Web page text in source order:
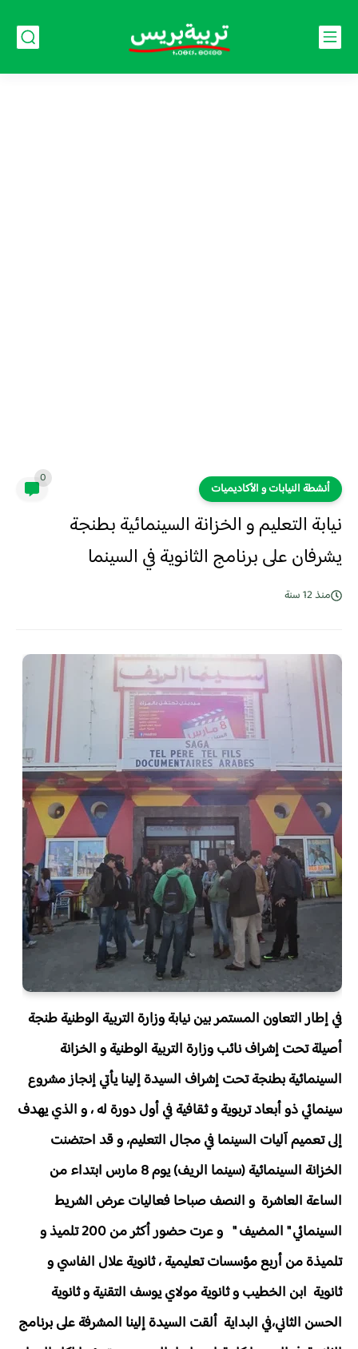
أنشطة النيابات و الأكاديميات
0
نيابة التعليم و الخزانة السينمائية بطنجة
يشرفان على برنامج الثانوية في السينما
منذ 12 سنة
في إطار التعاون المستمر بين نيابة وزارة التربية الوطنية طنجة
أصيلة تحت إشراف نائب وزارة التربية الوطنية و الخزانة
السينمائية بطنجة تحت إشراف السيدة إلينا يأتي إنجاز مشروع
سينمائي ذو أبعاد تربوية و ثقافية في أول دورة له ، و الذي يهدف
إلى تعميم آليات السينما في مجال التعليم، و قد احتضنت
الخزانة السينمائية (سينما الريف) يوم 8 مارس ابتداء من
الساعة العاشرة و النصف صباحا فعاليات عرض الشريط
السينمائي " المضيف " و عرت حضور أكثر من 200 تلميذ و
تلميذة من أربع مؤسسات تعليمية ، ثانوية علال الفاسي و
ثانوية ابن الخطيب و ثانوية مولاي يوسف التقنية و ثانوية
الحسن الثاني،في البداية ألقت السيدة إلينا المشرفة على برنامج